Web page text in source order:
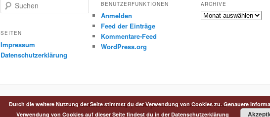
u
h
n
SEITEN
Impressum
Datenschutzerklärung
BENUTZERFUNKTIONEN
Anmelden
Feed der Einträge
Kommentare-Feed
WordPress.org
ARCHIVE
Archive
Datenschutzerklärung Stolz präsentiert von WordPress
Durch die weitere Nutzung der Seite stimmst du der Verwendung von Cookies zu. Genauere
Verwendung von Cookies auf dieser Seite findest du in der Datenschutzerklärung